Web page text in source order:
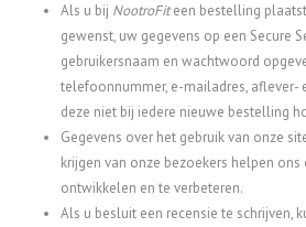
Als u bij NootroFiteen bestelling
gewenst, uw gegevens op een Secure
gebruikersnaam en wachtwoord
telefoonnummer, e-mailadres, aflever-
deze niet bij iedere nieuwe bestelling
Gegevens over het gebruik van onze
krijgen van onze bezoekers helpen
ontwikkelen en te verbeteren.
Als u besluit een recensie te schrijven,